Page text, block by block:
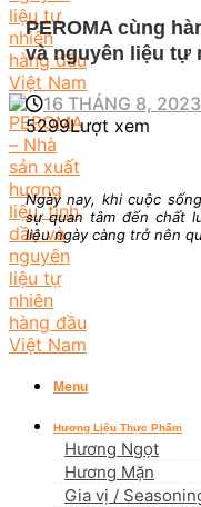
Menu
Hương Liệu Thực Phẩm
Hương Ngọt
Hương Mặn
Gia vị /
PEROMA cùng
và nguyên liệu tự
16 THÁNG 8, 2023
5299Lượt xem
Ngày nay, khi cuộc
sự quan tâm đến chất
liệu ngày càng trở nên